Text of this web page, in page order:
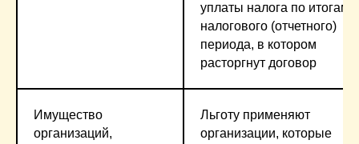
уплаты налога по итогам
налогового (отчетного)
периода, в котором
расторгнут договор
Имущество
организаций,
Льготу применяют
организации, которые